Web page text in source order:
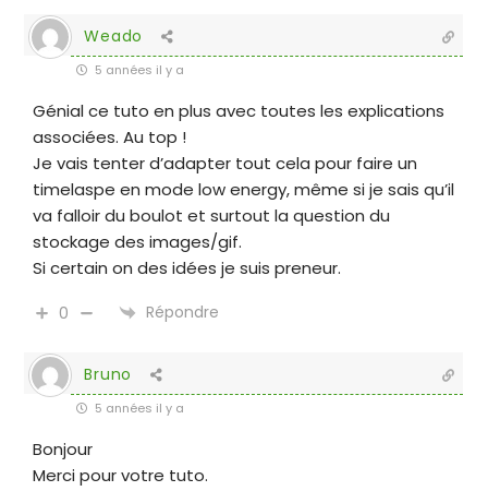
Weado
5 années il y a
Génial ce tuto en plus avec toutes les explications
associées. Au top !
Je vais tenter d’adapter tout cela pour faire un
timelaspe en mode low energy, même si je sais qu’il
va falloir du boulot et surtout la question du
stockage des images/gif.
Si certain on des idées je suis preneur.
0 Répondre
Bruno
5 années il y a
Bonjour
Merci pour votre tuto.